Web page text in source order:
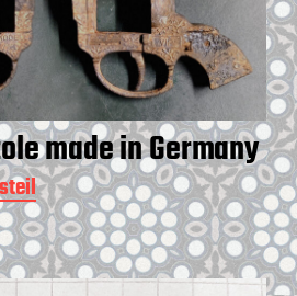
made in Germany